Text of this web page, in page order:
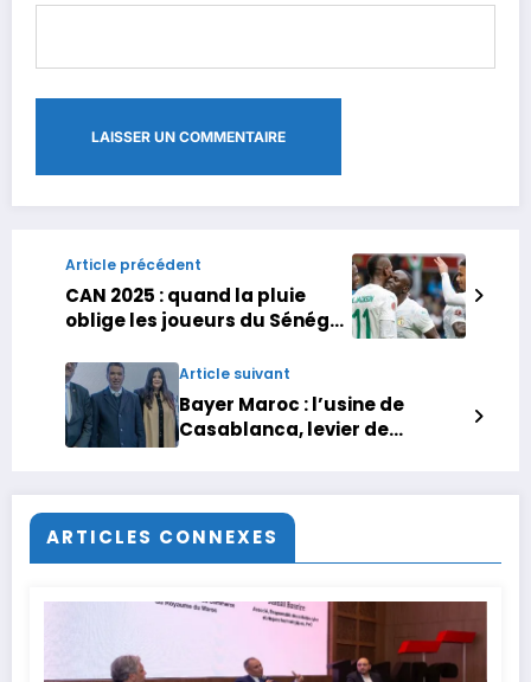
Article précédent
CAN 2025 : quand la pluie
oblige les joueurs du Sénégal
dans leur hôtelArticle suivant
Bayer Maroc : l’usine de
Casablanca, levier de
ARTICLES CONNEXES